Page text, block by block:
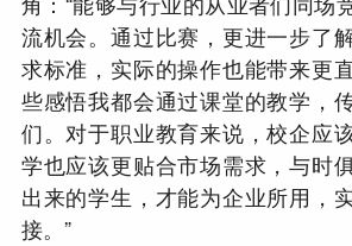
流机会。通过比赛，更进一步了
求标准，实际的操作也能带来更
些感悟我都会通过课堂的教学，
们。对于职业教育来说，校企应
学也应该更贴合市场需求，与时
出来的学生，才能为企业所用，
接。”